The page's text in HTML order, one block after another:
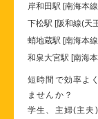
岸和田駅 [南海本
下松駅 [阪和線(天
蛸地蔵駅 [南海本
和泉大宮駅 [南海
短時間で効率よ
ませんか？
学生、主婦(主夫